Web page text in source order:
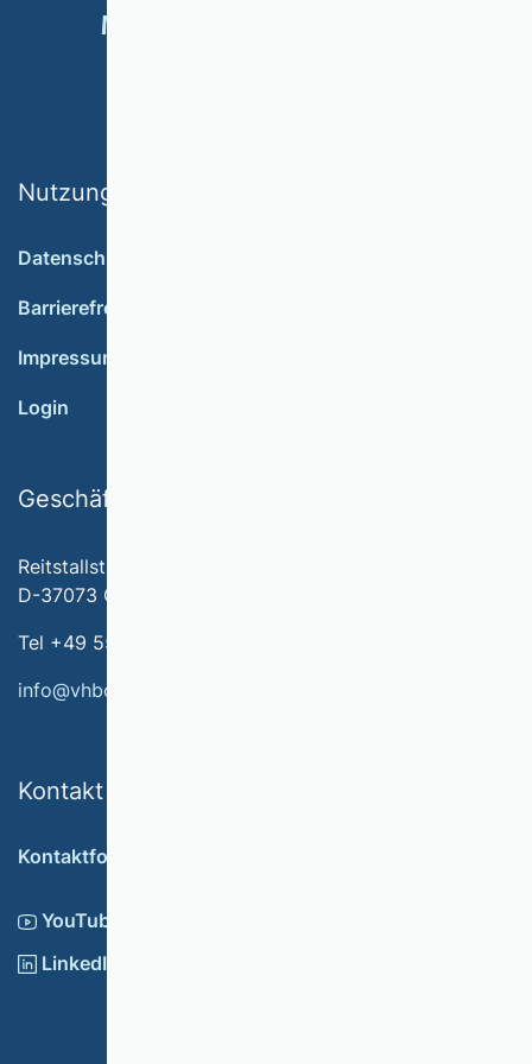
MITGLIED WERDEN
Nutzungsbedingungen
Datenschutz
Barrierefreiheit
Impressum
Login
Geschäftsstelle
Reitstallstr. 7
D-37073 Göttingen
Tel +49 551 79778-566
info@vhbonline.org
Kontakt
Kontaktformular
YouTube
LinkedIn